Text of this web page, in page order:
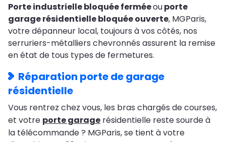
Porte industrielle bloquée ferméeouporte
garage résidentielle bloquée ouverte, MGParis,
votre dépanneur local, toujours à vos côtés, nos
serruriers-métalliers chevronnés assurent la remise
en état de tous types de fermetures.
Réparation porte de garage
résidentielle
Vous rentrez chez vous, les bras chargés de courses,
et votre porte garage résidentielle reste sourde à
la télécommande ? MGParis, se tient à votre